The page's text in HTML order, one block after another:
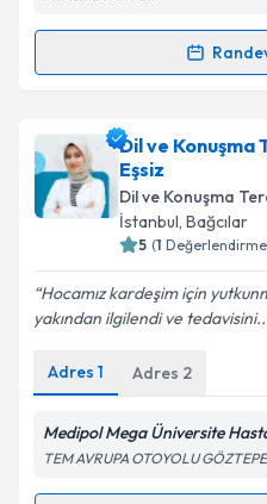
Metni'ni okudum ve
kapsamda
Randevu Takvimi
Dil ve Konuşma
randevu takvimi talebi
randevu almanız için bir
posta ile bilgilendireceğiz.
Kişisel verilerimin
Metni'ni okudum ve
kapsamda
Dil ve Konuşma
Eşsiz
Dil ve Konuşma
İstanbul, Bağcılar
5 (1
Hocamız kardeşim için
yakından ilgilendi ve
Adres 1 Adres 2
Medipol Mega Üniversite
TEM AVRUPA OTOYOLU